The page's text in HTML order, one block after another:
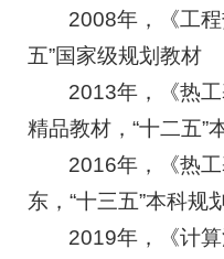
2008年，《工
五”国家级规划教材
2013年，《热
精品教材，“十二五”
2016年，《热
东，“十三五”本科规
2019年，《计